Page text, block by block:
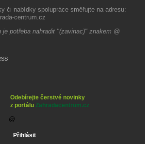
či nabídky spolupráce směřujte na adresu:
centrum.cz
je potřeba nahradit "(zavinac)" znakem @
Odebírejte čerstvé novinky
z portálu Zahradacentrum.cz